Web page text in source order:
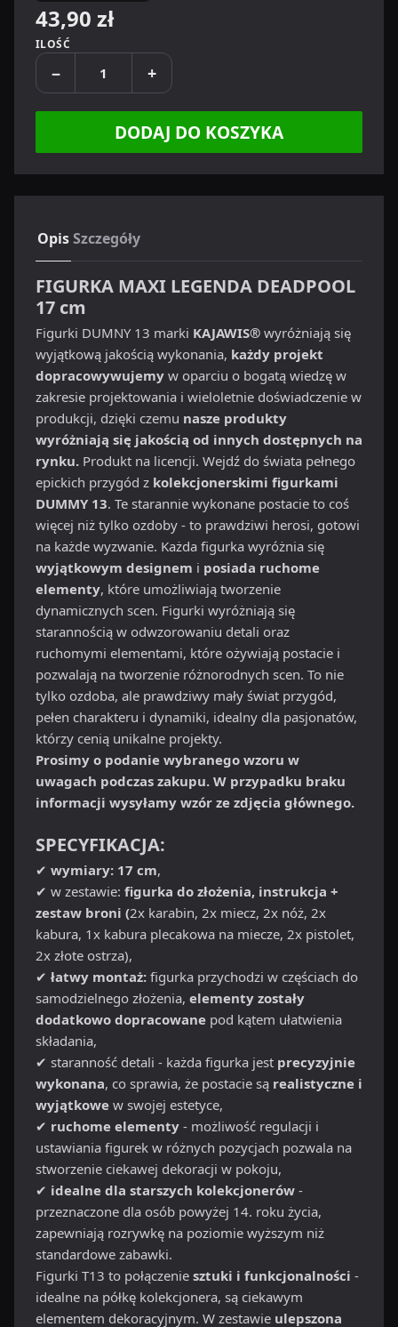
43,90 zł
ILOŚĆ
− +
DODAJ DO KOSZYKA
OpisSzczegóły
FIGURKA MAXI LEGENDA DEADPOOL
17 cm
Figurki DUMNY 13 marki KAJAWIS® wyróżniają się
wyjątkową jakością wykonania, każdy projekt
dopracowywujemy w oparciu o bogatą wiedzę w
zakresie projektowania i wieloletnie doświadczenie w
produkcji, dzięki czemu nasze produkty
wyróżniają się jakością od innych dostępnych na
rynku. Produkt na licencji. Wejdź do świata pełnego
epickich przygód z kolekcjonerskimi figurkami
DUMMY 13. Te starannie wykonane postacie to coś
więcej niż tylko ozdoby - to prawdziwi herosi, gotowi
na każde wyzwanie. Każda figurka wyróżnia się
wyjątkowym designem i posiada ruchome
elementy, które umożliwiają tworzenie
dynamicznych scen. Figurki wyróżniają się
starannością w odwzorowaniu detali oraz
ruchomymi elementami, które ożywiają postacie i
pozwalają na tworzenie różnorodnych scen. To nie
tylko ozdoba, ale prawdziwy mały świat przygód,
pełen charakteru i dynamiki, idealny dla pasjonatów,
którzy cenią unikalne projekty.
Prosimy o podanie wybranego wzoru w
uwagach podczas zakupu. W przypadku braku
informacji wysyłamy wzór ze zdjęcia głównego.
SPECYFIKACJA:
✔ wymiary: 17 cm,
✔ w zestawie: figurka do złożenia, instrukcja +
zestaw broni (2x karabin, 2x miecz, 2x nóż, 2x
kabura, 1x kabura plecakowa na miecze, 2x pistolet,
2x złote ostrza),
✔ łatwy montaż: figurka przychodzi w częściach do
samodzielnego złożenia, elementy zostały
dodatkowo dopracowane pod kątem ułatwienia
składania,
✔ staranność detali - każda figurka jest precyzyjnie
wykonana, co sprawia, że postacie są realistyczne i
wyjątkowe w swojej estetyce,
✔ ruchome elementy - możliwość regulacji i
ustawiania figurek w różnych pozycjach pozwala na
stworzenie ciekawej dekoracji w pokoju,
✔ idealne dla starszych kolekcjonerów -
przeznaczone dla osób powyżej 14. roku życia,
zapewniają rozrywkę na poziomie wyższym niż
standardowe zabawki.
Figurki T13 to połączenie sztuki i funkcjonalności -
idealne na półkę kolekcjonera, są ciekawym
elementem dekoracyjnym. W zestawie ulepszona